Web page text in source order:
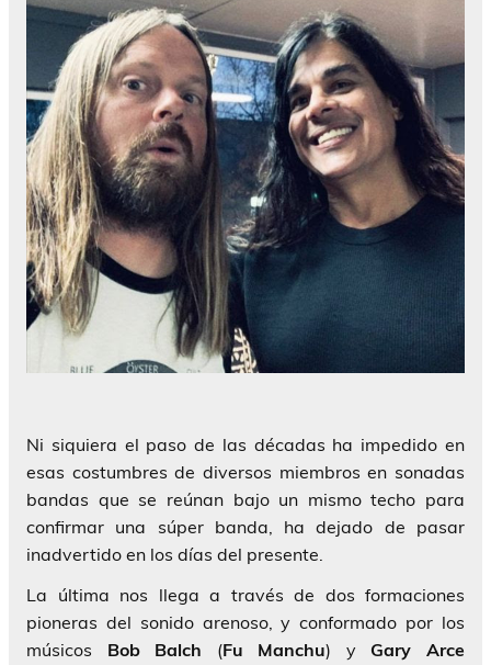
Ni siquiera el paso de las décadas ha impedido en
esas costumbres de diversos miembros en sonadas
bandas que se reúnan bajo un mismo techo para
confirmar una súper banda, ha dejado de pasar
inadvertido en los días del presente.
La última nos llega a través de dos formaciones
pioneras del sonido arenoso, y conformado por los
músicos Bob Balch (Fu Manchu) yGary Arce